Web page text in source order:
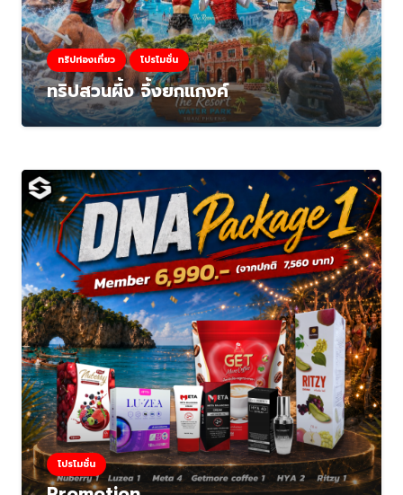
ทริปท่องเที่ยว โปรโมชั่น
ทริปสวนผึ้ง จึ้งยกแกงค์
โปรโมชั่น